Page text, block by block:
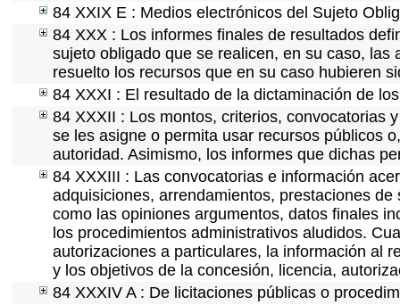
84 XXIX E : Medios electrónicos del Sujeto
84 XXX : Los informes finales de resultados
sujeto obligado que se realicen, en su caso,
resuelto los recursos que en su caso hubieren
84 XXXI : El resultado de la dictaminación de
84 XXXII : Los montos, criterios, convocatorias
se les asigne o permita usar recursos públicos
autoridad. Asimismo, los informes que dichas
84 XXXIII : Las convocatorias e información
adquisiciones, arrendamientos, prestaciones
como las opiniones argumentos, datos finales
los procedimientos administrativos aludidos.
autorizaciones a particulares, la información al
y los objetivos de la concesión, licencia,
84 XXXIV A : De licitaciones públicas o